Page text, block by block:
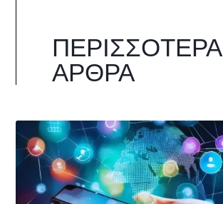
ΠΕΡΙΣΣΌΤΕΡΑ
ΆΡΘΡΑ